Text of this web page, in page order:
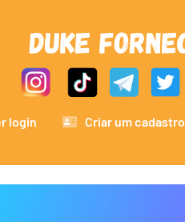
login Criar um cadastro